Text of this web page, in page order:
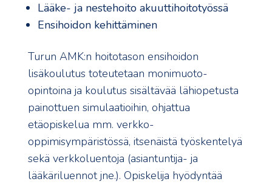
Lääke- ja nestehoito akuuttihoitotyössä
Ensihoidon kehittäminen
Turun AMK:n hoitotason ensihoidon
lisäkoulutus toteutetaan monimuoto-
opintoina ja koulutus sisältävää lähiopetusta
painottuen simulaatioihin, ohjattua
etäopiskelua mm. verkko-
oppimisympäristössä, itsenäistä työskentelyä
sekä verkkoluentoja (asiantuntija- ja
lääkäriluennot jne.). Opiskelija hyödyntää